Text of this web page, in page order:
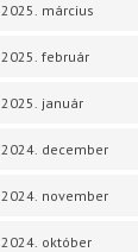
2025. március
2025. február
2025. január
2024. december
2024. november
2024. október